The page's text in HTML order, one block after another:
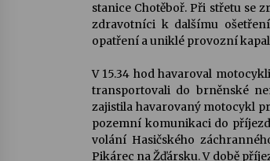
stanice Chotěboř. Při střetu se
zdravotníci k dalšímu
opatření a uniklé provozní
V 15.34 hod havaroval
transportovali do brněnské
zajistila havarovaný motocykl
pozemní komunikaci do
volání Hasičského
Pikárec na Žďársku. V době